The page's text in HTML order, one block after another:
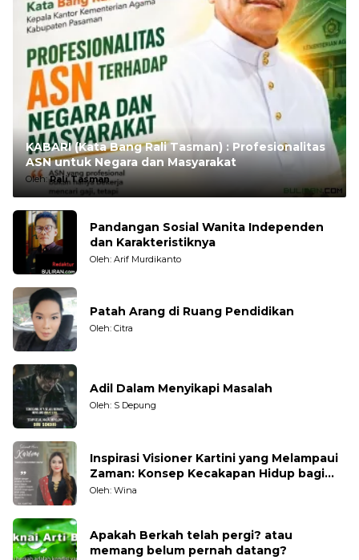
KABARI (Kata Bang Rali Tasman) : Profesionalitas
ASN untuk Negara dan Masyarakat
Oleh:Rali Tasman
Pandangan Sosial Wanita Independen
dan Karakteristiknya
Oleh: Arif Murdikanto
Patah Arang di Ruang Pendidikan
Oleh: Citra
Adil Dalam Menyikapi Masalah
Oleh: S Depung
Inspirasi Visioner Kartini yang Melampaui
Zaman: Konsep Kecakapan Hidup bagi
Generasi Muda
Oleh: Wina
Apakah Berkah telah pergi? atau
memang belum pernah datang?